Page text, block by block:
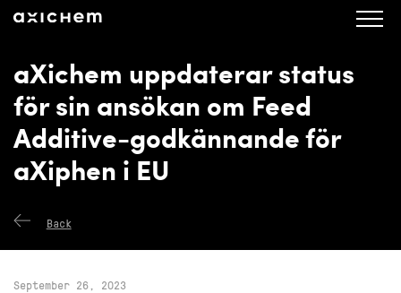
axichem.se Press releases
aXichem uppdaterar status
för sin ansökan om Feed
Additive-godkännande för
aXiphen i EU
Back
September 26, 2023